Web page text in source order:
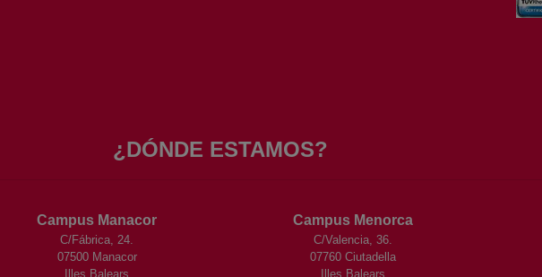
¿DÓNDE ESTAMOS?
Campus Manacor
C/Fábrica, 24.
07500 Manacor
Illes Balears
Campus Menorca
C/Valencia, 36.
07760 Ciutadella
Illes Balears